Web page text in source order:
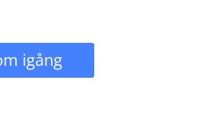
igång